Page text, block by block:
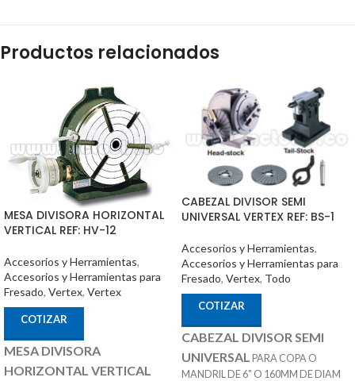
Productos relacionados
MESA DIVISORA HORIZONTAL
VERTICAL REF: HV-12
Accesorios y Herramientas,
Accesorios y Herramientas para
Fresado, Vertex, Vertex
COTIZAR
MESA DIVISORA
HORIZONTAL VERTICAL
CABEZAL DIVISOR SEMI
UNIVERSAL VERTEX REF: BS-1
Accesorios y Herramientas,
Accesorios y Herramientas para
Fresado, Vertex, Todo
COTIZAR
CABEZAL DIVISOR SEMI
UNIVERSAL PARA COPA O
MANDRIL DE 6" O 160MM DE DIAM